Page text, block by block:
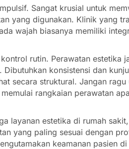
Sangat krusial untuk
yang digunakan. Klinik yang
wajah biasanya memiliki
rutin. Perawatan estetika
konsistensi dan
secara struktural. Jangan ragu
rangkaian perawatan
layanan estetika di rumah
yang paling sesuai dengan
keamanan pasien di